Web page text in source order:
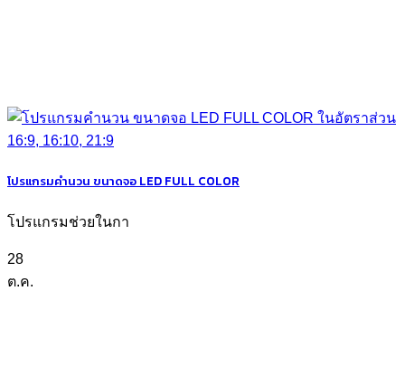
โปรแกรมคำนวน ขนาดจอ LED FULL COLOR
โปรแกรมช่วยในกา
28
ต.ค.